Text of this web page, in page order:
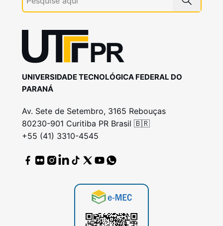
UNIVERSIDADE TECNOLÓGICA FEDERAL DO
PARANÁ
Av. Sete de Setembro, 3165 Rebouças
80230-901 Curitiba PR Brasil 🇧🇷
+55 (41) 3310-4545